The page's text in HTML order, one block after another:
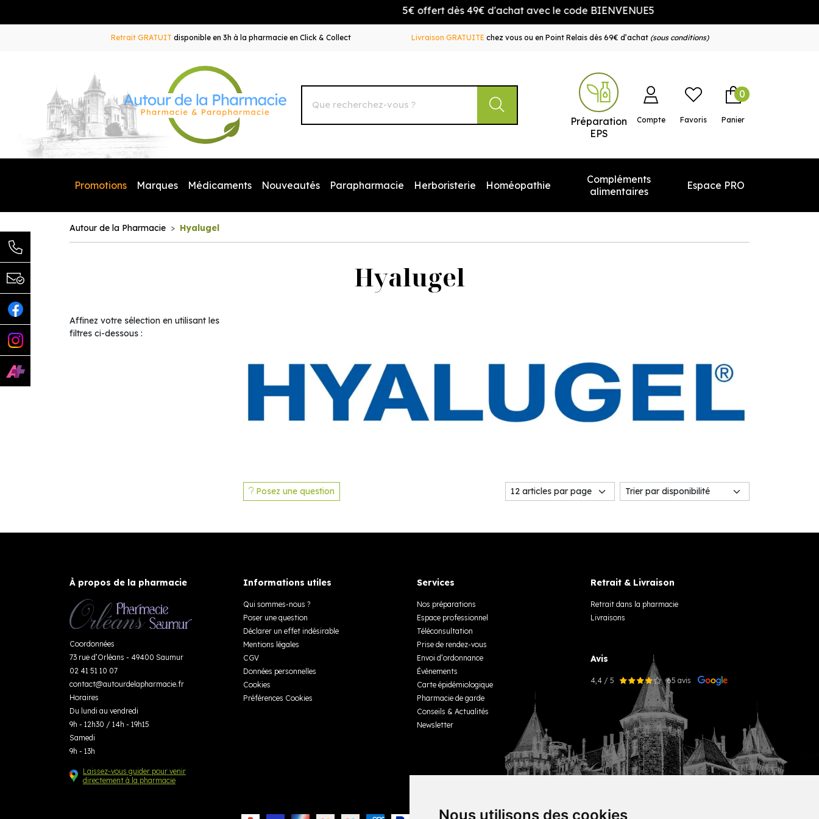
Nous utilisons des cookies
5€ offert dès 49€ d'achat avec le code BIENVENUE5
Retrait GRATUIT disponible en 3h à la pharmacie en Click & Collect Livraison GRATUITE chez vous ou en Point Relais dès 69€ d’achat (sous conditions)
Autour de la Pharmacie Votre pharmacie en ligne à votre service
Préparation
EPS
Compte Favoris Panier
0
Promotions Marques Médicaments Nouveautés Parapharmacie Herboristerie Homéopathie
Compléments
alimentaires
Espace PRO
Autour de la Pharmacie Hyalugel
Hyalugel
Posez une question
Affinez votre sélection en utilisant les
filtres ci-dessous :
À propos de la pharmacie
Coordonnées
73 rue d’Orléans - 49400 Saumur
02 41 51 10 07
contact@autourdelapharmacie.fr
Horaires
Du lundi au vendredi
9h - 12h30 / 14h - 19h15
Samedi
9h - 13h
Laissez-vous guider pour venir
directement à la pharmacie
Informations utiles
Qui sommes-nous ?
Poser une question
Déclarer un effet indésirable
Mentions légales
CGV
Données personnelles
Cookies
Préférences Cookies
Services
Nos préparations
Espace professionnel
Téléconsultation
Prise de rendez-vous
Envoi d’ordonnance
Événements
Carte épidémiologique
Pharmacie de garde
Conseils & Actualités
Newsletter
Retrait & Livraison
Retrait dans la pharmacie
Livraisons
Avis
4,4 / 5 65 avis